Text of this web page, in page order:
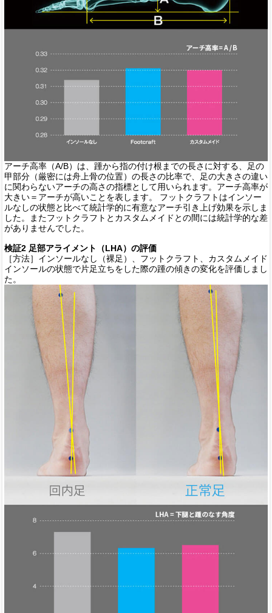
アーチ高率（A/B）は、踵から指の付け根までの長さに対する、足の
甲部分（厳密には舟上骨の位置）の長さの比率で、足の大きさの違い
に関わらないアーチの高さの指標として用いられます。アーチ高率が
大きい＝アーチが高いことを表します。 フットクラフトはインソー
ルなしの状態と比べて統計学的に有意なアーチ引き上げ効果を示しま
した。またフットクラフトとカスタムメイドとの間には統計学的な差
がありませんでした。
検証2 足部アライメント（LHA）の評価
［方法］インソールなし（裸足）、フットクラフト、カスタムメイド
インソールの状態で片足立ちをした際の踵の傾きの変化を評価しまし
た。